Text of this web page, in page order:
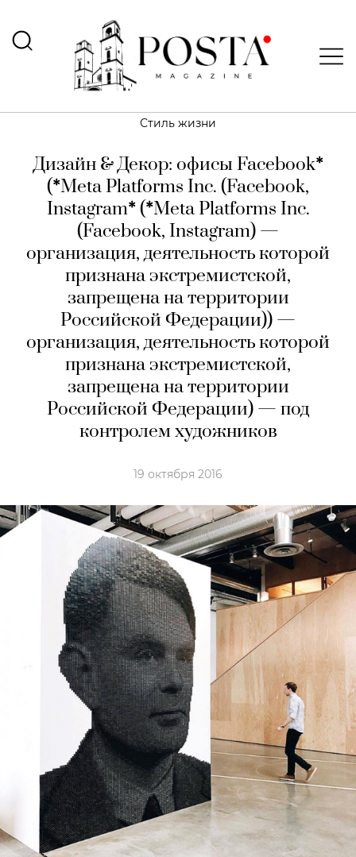
Стиль жизни
Дизайн & Декор: офисы Facebook*
(*Meta Platforms Inc. (Facebook,
Instagram*(*Meta Platforms Inc.
(Facebook, Instagram) —
организация, деятельность которой
признана экстремистской,
запрещена на территории
Российской Федерации)) —
организация, деятельность которой
признана экстремистской,
запрещена на территории
Российской Федерации) — под
контролем художников
19 октября 2016